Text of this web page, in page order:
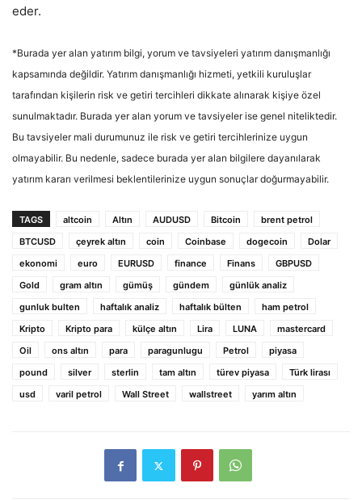
eder.
*Burada yer alan yatırım bilgi, yorum ve tavsiyeleri yatırım danışmanlığı
kapsamında değildir. Yatırım danışmanlığı hizmeti, yetkili kuruluşlar
tarafından kişilerin risk ve getiri tercihleri dikkate alınarak kişiye özel
sunulmaktadır. Burada yer alan yorum ve tavsiyeler ise genel niteliktedir.
Bu tavsiyeler mali durumunuz ile risk ve getiri tercihlerinize uygun
olmayabilir. Bu nedenle, sadece burada yer alan bilgilere dayanılarak
yatırım kararı verilmesi beklentilerinize uygun sonuçlar doğurmayabilir.
TAGS altcoin Altın AUDUSD Bitcoin
brent petrol
BTCUSD
çeyrek altın coin Coinbase dogecoin
Dolar
ekonomi
euro EURUSD finance Finans
GBPUSD
Gold
gram altın gümüş gündem
günlük analiz
gunluk bulten
haftalık analiz haftalık bülten
ham petrol
Kripto
Kripto para külçe altın Lira LUNA
mastercard
Oil
ons altın para paragunlugu Petrol
piyasa
pound
silver sterlin tam altın türev piyasa
Türk lirası
usd
varil petrol Wall Street wallstreet yarım altın